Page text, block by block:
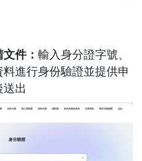
件： 輸入身分證字號、
進行身份驗證並提供申
出